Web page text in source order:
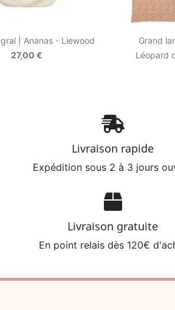
| Ananas - Liewood
27,00 €
Grand
Léopard
Livraison rapide
Expédition sous 2 à 3 jours
Livraison gratuite
En point relais dès 120€